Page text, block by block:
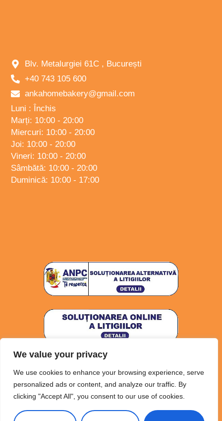
We value your privacy
We use cookies to enhance your browsing experience, serve
personalized ads or content, and analyze our traffic. By
clicking "Accept All", you consent to our use of cookies.
Blv. Metalurgiei 61C , București
+40 743 105 600
ankahomebakery@gmail.com
Luni : Închis
Marți: 10:00 - 20:00
Miercuri: 10:00 - 20:00
Joi: 10:00 - 20:00
Vineri: 10:00 - 20:00
Sâmbătă: 10:00 - 20:00
Duminică: 10:00 - 17:00
Politica de confidențialitate
Termeni și Condiții
Copyright©2025 Anka Home Bakery, All rights reserved.